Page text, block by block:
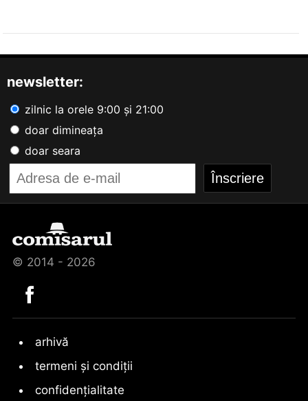
newsletter:
zilnic la orele 9:00 și 21:00
doar dimineața
doar seara
© 2014 - 2026
arhivă
termeni și condiții
confidențialitate